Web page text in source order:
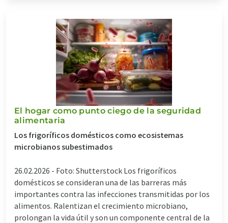
El hogar como punto ciego de la seguridad
alimentaria
Los frigoríficos domésticos como ecosistemas
microbianos subestimados
26.02.2026 - Foto: Shutterstock Los frigoríficos
domésticos se consideran una de las barreras más
importantes contra las infecciones transmitidas por los
alimentos. Ralentizan el crecimiento microbiano,
prolongan la vida útil y son un componente central de la